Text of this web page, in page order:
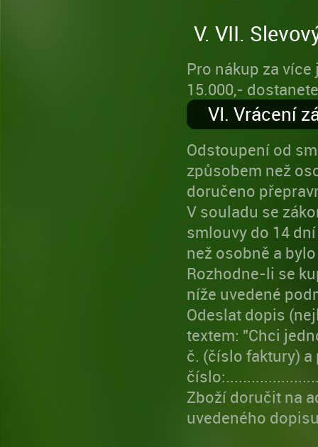
V. VII.
Pro nákup za
15.000,-
VI. Vrácení
Odstoupení od
způsobem než
doručeno
V souladu se
smlouvy do 14
než osobně a
Rozhodne-li se
níže uvedené
Odeslat dopis
textem: "Chci
č. (číslo faktury)
Zboží doručit na
uvedeného